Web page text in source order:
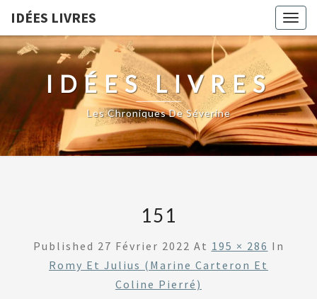
IDÉES LIVRES
IDÉES LIVRES
Les Chroniques De Séverine
151
Published 27 Février 2022 At 195 × 286 In
Romy Et Julius (Marine Carteron Et
Coline Pierré)